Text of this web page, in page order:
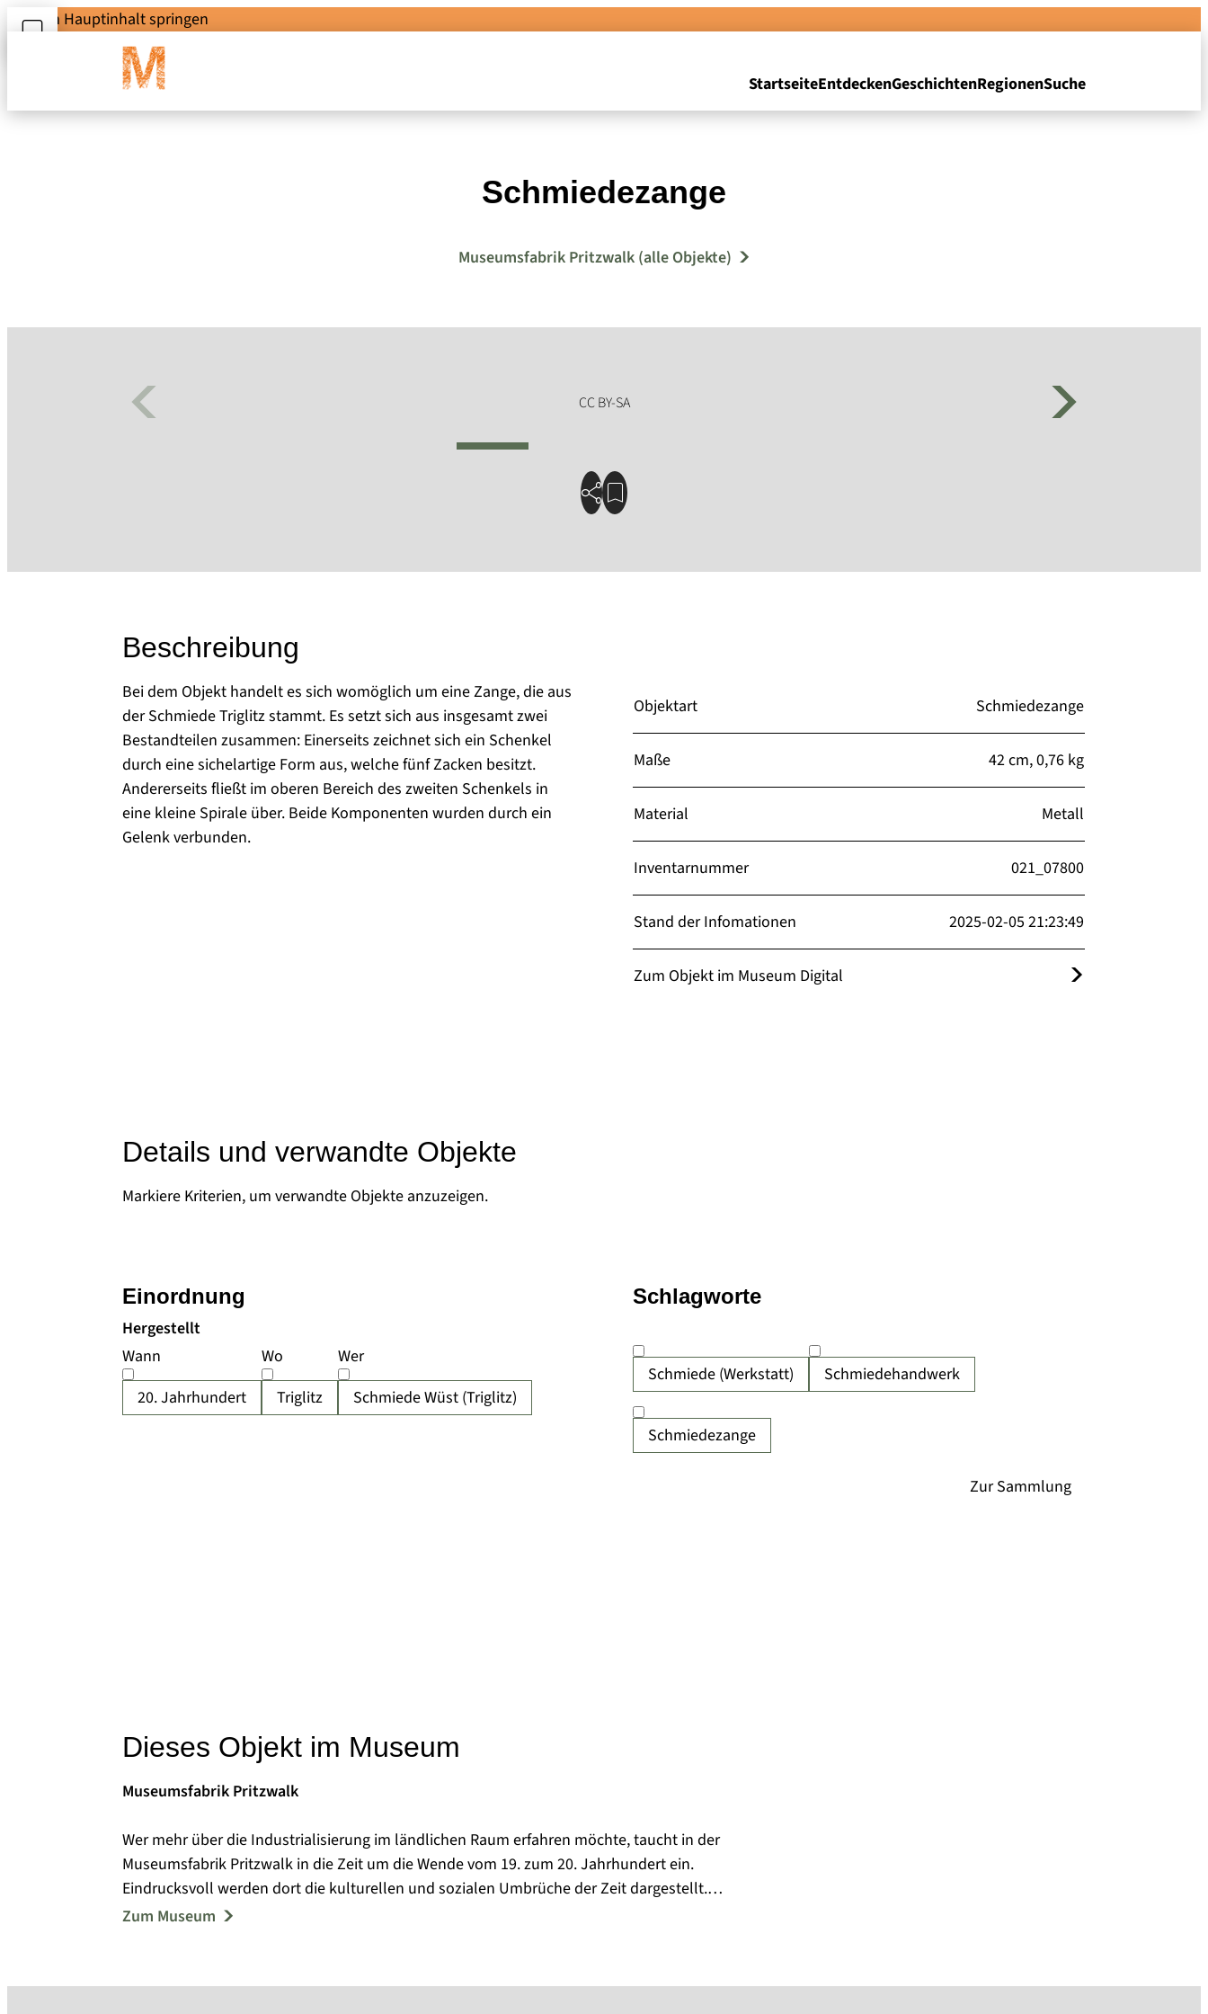
Zum Hauptinhalt springen
StartseiteEntdeckenGeschichtenRegionenSuche
Schmiedezange
Museumsfabrik Pritzwalk (alle Objekte)
Beschreibung
Bei dem Objekt handelt es sich womöglich um eine Zange, die aus
der Schmiede Triglitz stammt. Es setzt sich aus insgesamt zwei
Bestandteilen zusammen: Einerseits zeichnet sich ein Schenkel
durch eine sichelartige Form aus, welche fünf Zacken besitzt.
Andererseits fließt im oberen Bereich des zweiten Schenkels in
eine kleine Spirale über. Beide Komponenten wurden durch ein
Gelenk verbunden.
Objektart Schmiedezange
Maße 42 cm, 0,76 kg
Material Metall
Inventarnummer 021_07800
Stand der Infomationen 2025-02-05 21:23:49
Zum Objekt im Museum Digital
Details und verwandte Objekte
Markiere Kriterien, um verwandte Objekte anzuzeigen.
Hergestellt
Wann
20. Jahrhundert
Wo
Triglitz
Wer
Schmiede Wüst (Triglitz)
Schmiede (Werkstatt) Schmiedehandwerk
Schmiedezange
Einordnung Schlagworte
Dieses Objekt im Museum
Museumsfabrik Pritzwalk
Wer mehr über die Industrialisierung im ländlichen Raum erfahren möchte, taucht in der
Museumsfabrik Pritzwalk in die Zeit um die Wende vom 19. zum 20. Jahrhundert ein.
Eindrucksvoll werden dort die kulturellen und sozialen Umbrüche der Zeit dargestellt.
Beeindruckende Textil- und Druckmaschinen zeugen vom Leben und Arbeiten in Pritzwalk.
verschiedene Mitmachprogramme ergeben einen bunten und vielfältigen Erlebnis- und
Zum Museum